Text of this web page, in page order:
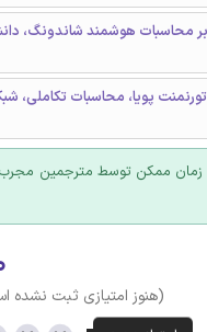
تورنمنت پویا، محاسبات تکاملی،
زمان ممکن توسط مترجمین
(هنوز امتیازی ثبت نشده